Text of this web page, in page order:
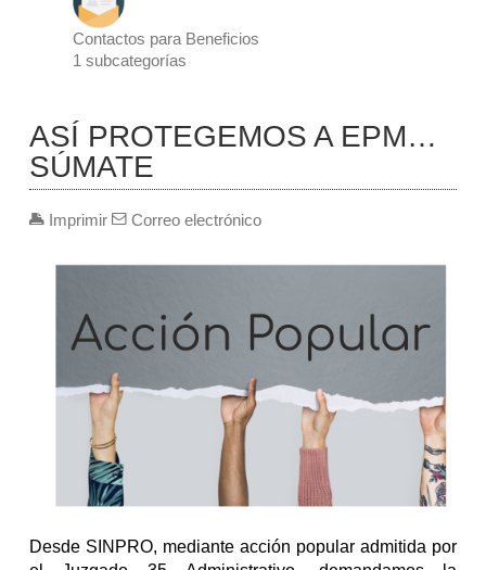
Contactos para Beneficios
1 subcategorías
ASÍ PROTEGEMOS A EPM…
SÚMATE
Imprimir Correo electrónico
Desde SINPRO, mediante acción popular admitida por